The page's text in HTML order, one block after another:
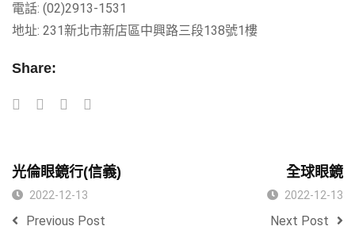
電話: (02)2913-1531
地址: 231新北市新店區中興路三段138號1樓
Share:
光倫眼鏡行(信義)
2022-12-13
Previous Post
全球眼鏡
2022-12-13
Next Post